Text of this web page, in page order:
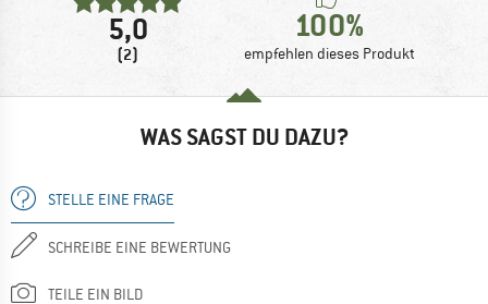
5,0
(2)
100%
empfehlen dieses Produkt
WAS SAGST DU DAZU?
STELLE EINE FRAGE
SCHREIBE EINE BEWERTUNG
TEILE EIN BILD